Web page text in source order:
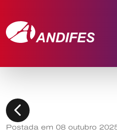
chevron_left
Postada em 08 outubro